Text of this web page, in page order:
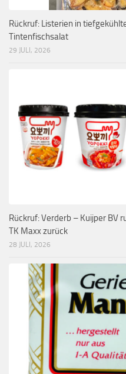
Rückruf: Listerien in
Tintenfischsalat
29 JULI, 2026
Rückruf: Verderb – Kuijper BV
TK Maxx zurück
28 JULI, 2026